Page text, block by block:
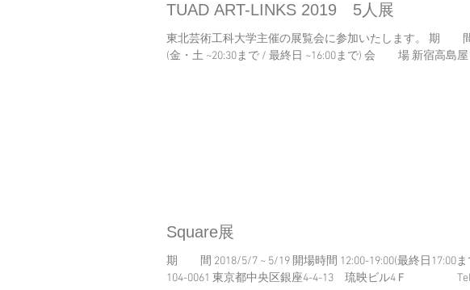
TUAD ART-LINKS 2019 5人展
東北芸術工科大学主催の展覧会に参加いたします。 期 間 2019/2/13-2019/
Square展
期 間 2018/5/7 ~ 5/19 開場時間 12:00-19:00(最終日17:00まで) 日曜休廊 会 場 ギャラリー58 〒
104-0061 東京都中央